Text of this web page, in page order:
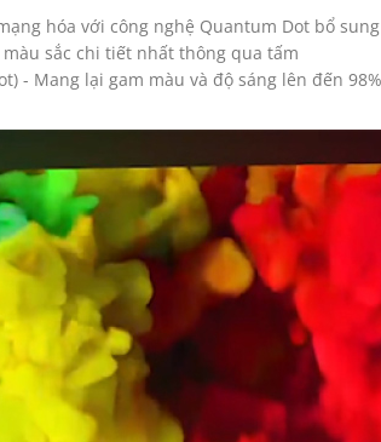
hóa với công nghệ Quantum Dot bổ
sắc chi tiết nhất thông qua tấm
- Mang lại gam màu và độ sáng lên đến